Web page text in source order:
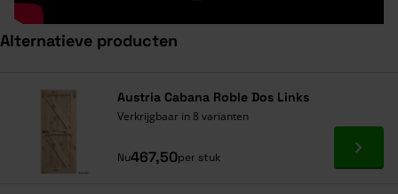
Alternatieve producten
Austria Cabana Roble Dos Links
Verkrijgbaar in 8 varianten
Nu467,50per stuk Ga